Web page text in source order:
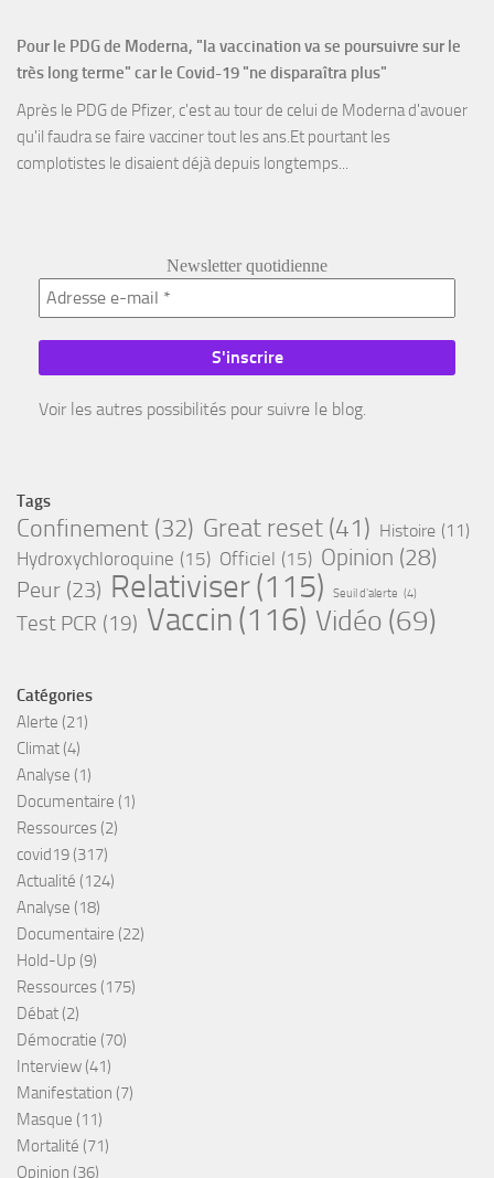
Pour le PDG de Moderna, "la vaccination va se poursuivre sur le
très long terme" car le Covid-19 "ne disparaîtra plus"
Après le PDG de Pfizer, c'est au tour de celui de Moderna d'avouer
qu'il faudra se faire vacciner tout les ans.Et pourtant les
complotistes le disaient déjà depuis longtemps...
Newsletter quotidienne
Voir les autres possibilités pour suivre le blog.
Tags
Confinement (32) Great reset (41) Histoire (11)
Hydroxychloroquine (15) Officiel (15) Opinion (28)
Peur (23) Relativiser(115) Seuil d'alerte (4)
Test PCR (19) Vaccin (116) Vidéo (69)
Catégories
Alerte (21)
Climat (4)
Analyse (1)
Documentaire (1)
Ressources (2)
covid19 (317)
Actualité (124)
Analyse (18)
Documentaire (22)
Hold-Up (9)
Ressources (175)
Débat (2)
Démocratie (70)
Interview (41)
Manifestation (7)
Masque (11)
Mortalité (71)
Opinion (36)